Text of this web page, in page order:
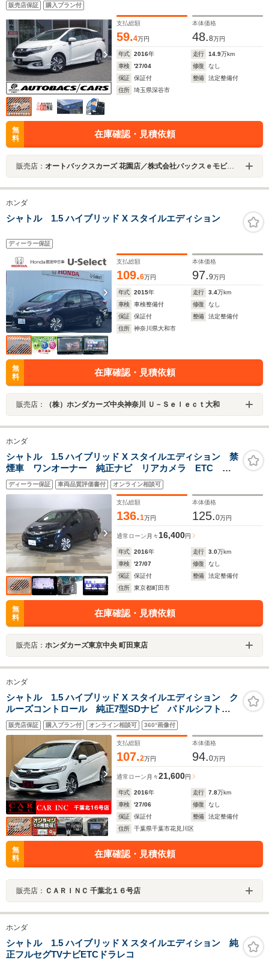
販売店保証 購入プラン付
支払総額
59.4万円
本体価格
48.8万円
年式 2016年 走行 14.9万km
車検
'27/04 修復
なし
保証
保証付 整備
法定整備付
住所
埼玉県深谷市
無
料
在庫確認・見積依頼
販売店： オートバックスカーズ 花園店／株式会社バックスｅモビリティ
ホンダ
シャトル 1.5 ハイブリッド X スタイルエディション
ディーラー保証
支払総額
109.6万円
本体価格
97.9万円
年式 2015年 走行 3.4万km
車検
車検整備付 修復
なし
保証
保証付 整備
法定整備付
住所
神奈川県大和市
無
料
在庫確認・見積依頼
販売店： （株）ホンダカーズ中央神奈川 Ｕ－Ｓｅｌｅｃｔ大和
ホンダ
シャトル 1.5 ハイブリッド X スタイルエディション 禁
煙車 ワンオーナー 純正ナビ リアカメラ ETC 低
速域衝突軽減ブレーキ サイド+サイドカーテンSRS ク
ルコン ドアバイザー CD/DVD再生 Bluetooth フル
ディーラー保証 車両品質評価書付 オンライン相談可
支払総額
136.1万円
本体価格
125.0万円
通常ローン 月々 16,400円
年式 2016年 走行 3.0万km
車検
'27/07 修復
なし
保証
保証付 整備
法定整備付
住所
東京都町田市
無
料
在庫確認・見積依頼
販売店： ホンダカーズ東京中央 町田東店
ホンダ
シャトル 1.5 ハイブリッド X スタイルエディション ク
ルーズコントロール 純正7型SDナビ パドルシフト
ハーフレザー 衝突軽減 ドライブレコーダー バック
カメラ ビルトインETC ステアスイッチ プッシュス
タート フルセグ Bluetooth
販売店保証 購入プラン付 オンライン相談可 360°画像付
支払総額
107.2万円
本体価格
94.0万円
通常ローン 月々21,600円
年式 2016年 走行 7.8万km
車検
'27/06 修復
なし
保証
保証付 整備
法定整備付
住所
千葉県千葉市花見川区
無
料
在庫確認・見積依頼
販売店： ＣＡＲＩＮＣ 千葉北１６号店
ホンダ
シャトル 1.5 ハイブリッド X スタイルエディション 純
正フルセグTVナビETCドラレコ